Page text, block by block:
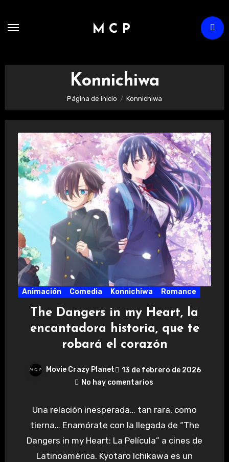
M C P
Konnichiwa
Página de inicio Konnichiwa
Animación Comedia Konnichiwa Romance
The Dangers in my Heart, la
encantadora historia, que te
robará el corazón
Movie Crazy Planet
13 de febrero de 2026
No hay comentarios
Una relación inesperada… tan rara, como
tierna… Enamórate con la llegada de “The
Dangers in my Heart: La Película” a cines de
Latinoamérica. Kyotaro Ichikawa es un